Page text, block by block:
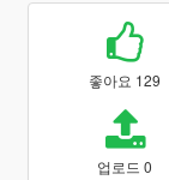
좋아요 129
업로드 0